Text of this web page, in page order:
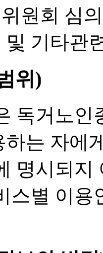
원회 심
및 기타관
위)
독거노인
하는 자에
명시되지
스별 이